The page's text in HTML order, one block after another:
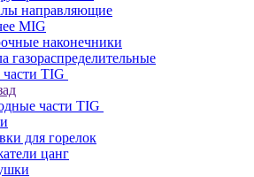
направляющие
MIG
наконечники
газораспределительные
TIG
части TIG
для горелок
цанг